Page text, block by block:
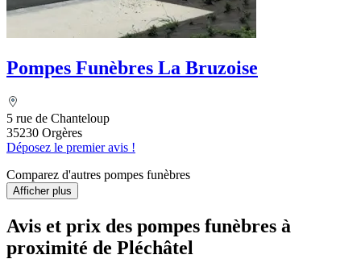
Pompes Funèbres La Bruzoise
5 rue de Chanteloup
35230 Orgères
Déposez le premier avis !
Comparez d'autres pompes funèbres
Afficher plus
Avis et prix des pompes funèbres à
proximité de Pléchâtel